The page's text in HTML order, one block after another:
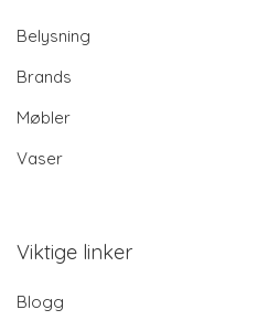
Belysning
Brands
Møbler
Vaser
Viktige linker
Blogg